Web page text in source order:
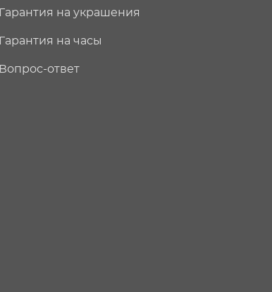
Гарантия на украшения
Гарантия на часы
Вопрос-ответ